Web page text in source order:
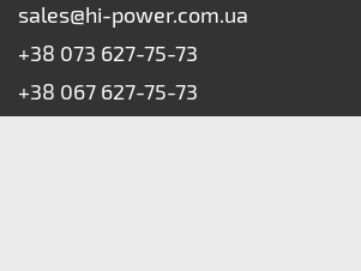
sales@hi-power.com.ua
+38 073 627-75-73
+38 067 627-75-73